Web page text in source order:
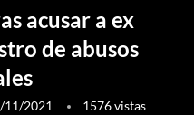
acusar a ex
de abusos
11/2021 1576vistas